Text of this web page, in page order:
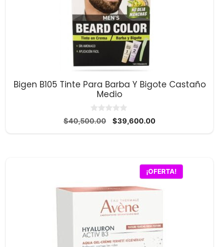
Bigen B105 Tinte Para Barba Y Bigote Castaño
Medio
0
d
$40,500.00
El
$39,600.00El
¡OFERTA!